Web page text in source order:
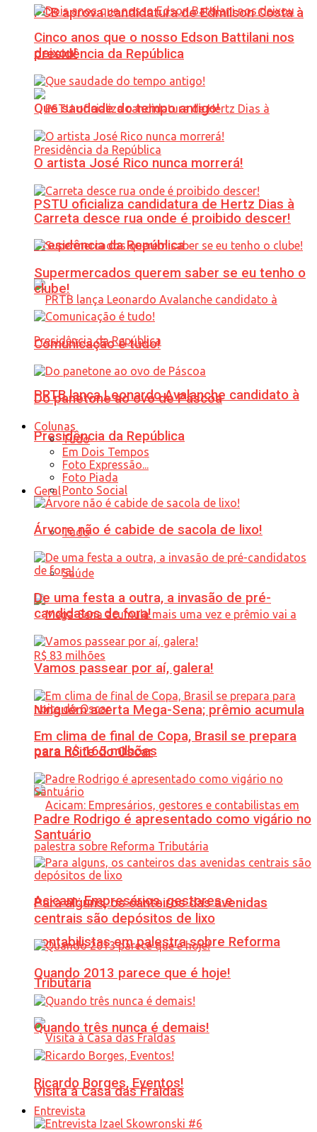
PCB aprova candidatura de Edmilson Costa à
presidência da República
PSTU oficializa candidatura de Hertz Dias à
Presidência da República
PRTB lança Leonardo Avalanche candidato à
Presidência da República
Geral
Tudo
Saúde
Ninguém acerta Mega-Sena; prêmio acumula
para R$ 165 milhões
Acicam: Empresários, gestores e
contabilistas em palestra sobre Reforma
Tributária
Visita à Casa das Fraldas
Cinco anos que o nosso Edson Battilani nos
deixou!
Que saudade do tempo antigo!
O artista José Rico nunca morrerá!
Carreta desce rua onde é proibido descer!
Supermercados querem saber se eu tenho o
clube!
Comunicação é tudo!
Do panetone ao ovo de Páscoa
Colunas
Tudo
Em Dois Tempos
Foto Expressão...
Foto Piada
Ponto Social
Árvore não é cabide de sacola de lixo!
De uma festa a outra, a invasão de pré-
candidatos de fora!
Vamos passear por aí, galera!
Em clima de final de Copa, Brasil se prepara
para noite do Oscar
Padre Rodrigo é apresentado como vigário no
Santuário
Para alguns, os canteiros das avenidas
centrais são depósitos de lixo
Quando 2013 parece que é hoje!
Quando três nunca é demais!
Ricardo Borges, Eventos!
Entrevista